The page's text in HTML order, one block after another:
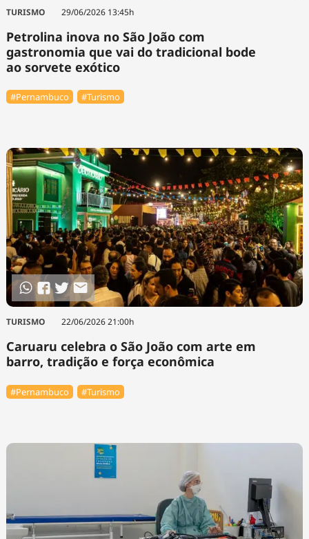
Cinema
Infraestrutura
TURISMO 29/06/2026 13:45h
Petrolina inova no São João com
gastronomia que vai do tradicional bode
ao sorvete exótico
#Pernambuco #Turismo
TURISMO 22/06/2026 21:00h
Caruaru celebra o São João com arte em
barro, tradição e força econômica
#Pernambuco #Turismo